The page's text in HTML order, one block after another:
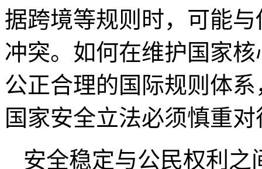
据跨境等规则时，可能
冲突。如何在维护国家
公正合理的国际规则体
国家安全立法必须慎重
安全稳定与公民权利